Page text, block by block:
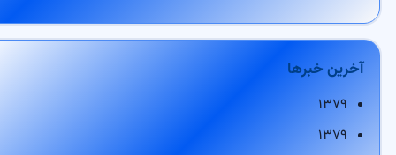
آخرین خبرها
۱۳۷۹
۱۳۷۹